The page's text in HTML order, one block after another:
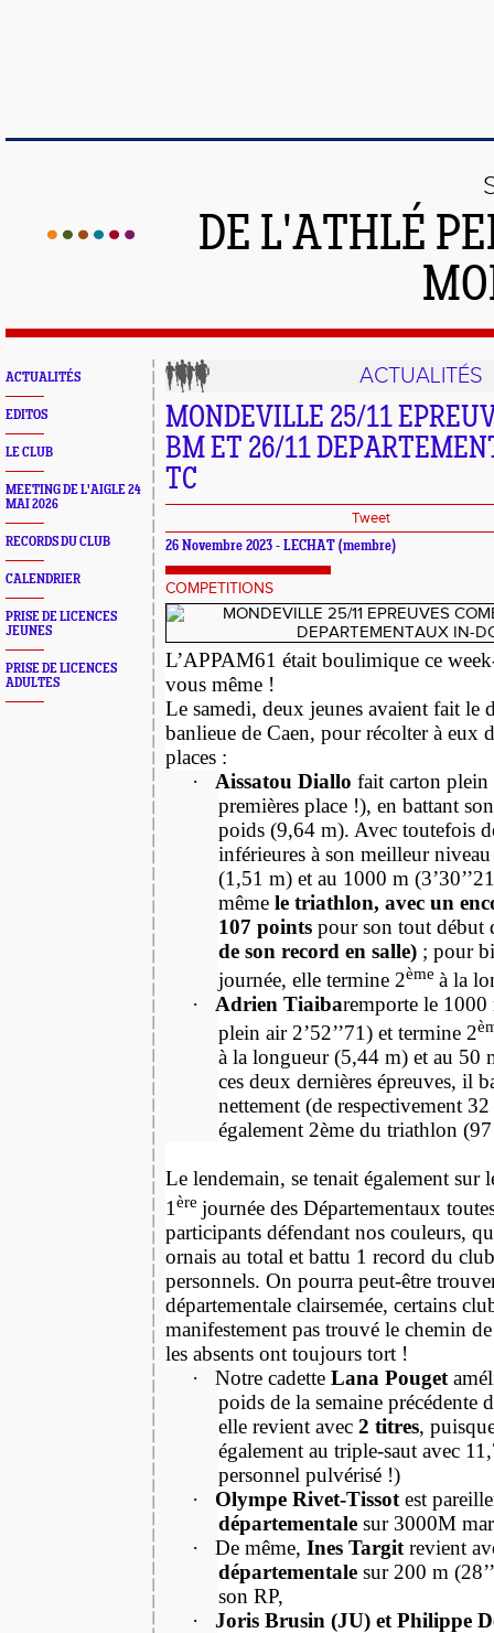
DE L'ATHLÉ
ACTUALITÉS
EDITOS
LE CLUB
MEETING DE L'AIGLE 24
MAI 2026
RECORDS DU CLUB
CALENDRIER
PRISE DE LICENCES
JEUNES
PRISE DE LICENCES
ADULTES
ACTUALITÉS
MONDEVILLE 25/11
BM ET 26/11
TC
Tweet
26 Novembre 2023 - LECHAT (membre)
COMPETITIONS
L’APPAM61 était boulimique ce
vous même !
Le samedi, deux jeunes avaient fait le
banlieue de Caen, pour récolter à eux
places :
·
Aissatou Diallo fait carton plein
premières place !), en battant
poids (9,64 m). Avec toutefois
inférieures à son meilleur
(1,51 m) et au 1000 m (3’30’’21
même le triathlon, avec un
107 points pour son tout début
de son record en salle) ; pour
journée, elle termine 2ème à la
·
Adrien Tiaibaremporte le 1000
plein air 2’52’’71) et termine 2
à la longueur (5,44 m) et au 50
ces deux dernières épreuves, il
nettement (de respectivement
également 2ème du triathlon
Le lendemain, se tenait également sur
1 ère journée des Départementaux
participants défendant nos couleurs,
ornais au total et battu 1 record du
personnels. On pourra peut-être
départementale clairsemée, certains
manifestement pas trouvé le chemin
les absents ont toujours tort !
·
Notre cadette Lana Pouget
poids de la semaine précédente
elle revient avec 2 titres,
également au triple-saut avec
personnel pulvérisé !)
·
Olympe Rivet-Tissot est
départementale sur 3000M
·
De même, Ines Targit revient
départementale sur 200 m
son RP,
·
Joris Brusin (JU) et Philippe